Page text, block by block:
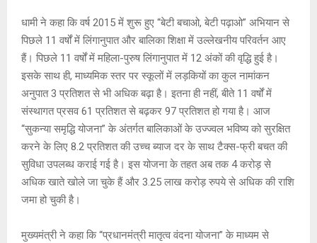
धामी ने कहा कि वर्ष 2015 में शुरू हुए “बेटी बचाओ, बेटी पढ़ाओ” अभियान से
पिछले 11 वर्षों में लिंगानुपात और बालिका शिक्षा में उल्लेखनीय परिवर्तन आए
हैं। पिछले 11 वर्षों में महिला-पुरुष लिंगानुपात में 12 अंकों की वृद्धि हुई है।
इसके साथ ही, माध्यमिक स्तर पर स्कूलों में लड़कियों का कुल नामांकन
अनुपात 3 प्रतिशत से भी अधिक बढ़ा है। इतना ही नहीं, बीते 11 वर्षों में
संस्थागत प्रसव 61 प्रतिशत से बढ़कर 97 प्रतिशत हो गया है। आज
“सुकन्या समृद्धि योजना” के अंतर्गत बालिकाओं के उज्ज्वल भविष्य को सुरक्षित
करने के लिए 8.2 प्रतिशत की उच्च ब्याज दर के साथ टैक्स-फ्री बचत की
सुविधा उपलब्ध कराई गई है। इस योजना के तहत अब तक 4 करोड़ से
अधिक खाते खोले जा चुके हैं और 3.25 लाख करोड़ रुपये से अधिक की राशि
जमा हो चुकी है।
मुख्यमंत्री ने कहा कि “प्रधानमंत्री मातृत्व वंदना योजना” के माध्यम से